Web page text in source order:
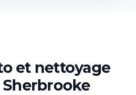
et nettoyage